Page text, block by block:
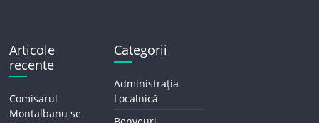
Articole
recente
Comisarul
Montalbanu se
Categorii
Administrația
Localnică